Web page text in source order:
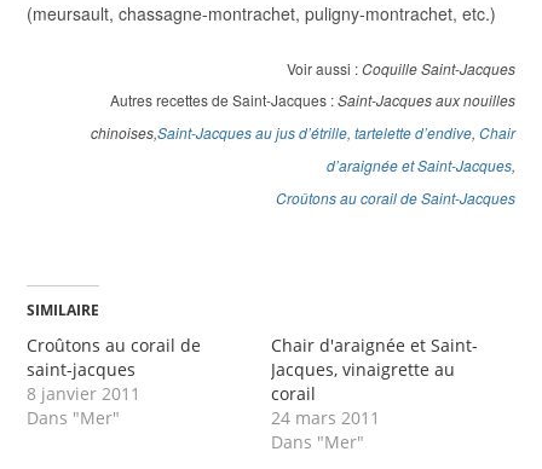
(meursault, chassagne-montrachet, puligny-montrachet, etc.)
Voir aussi :Coquille Saint-Jacques
Autres recettes de Saint-Jacques :Saint-Jacques aux nouilles
chinoises,Saint-Jacques au jus d’étrille, tartelette d’endive, Chair
d’araignée et Saint-Jacques,
Croûtons au corail de Saint-Jacques
SIMILAIRE
Croûtons au corail de
saint-jacques
8 janvier 2011
Dans "Mer"
Chair d'araignée et Saint-
Jacques, vinaigrette au
corail
24 mars 2011
Dans "Mer"